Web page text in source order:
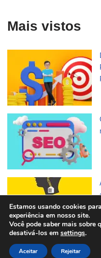
Mais vistos
Estamos usando cookies
experiência em nosso site.
Você pode saber mais sobre
desativá-los em settings.
Aceitar Rejeitar